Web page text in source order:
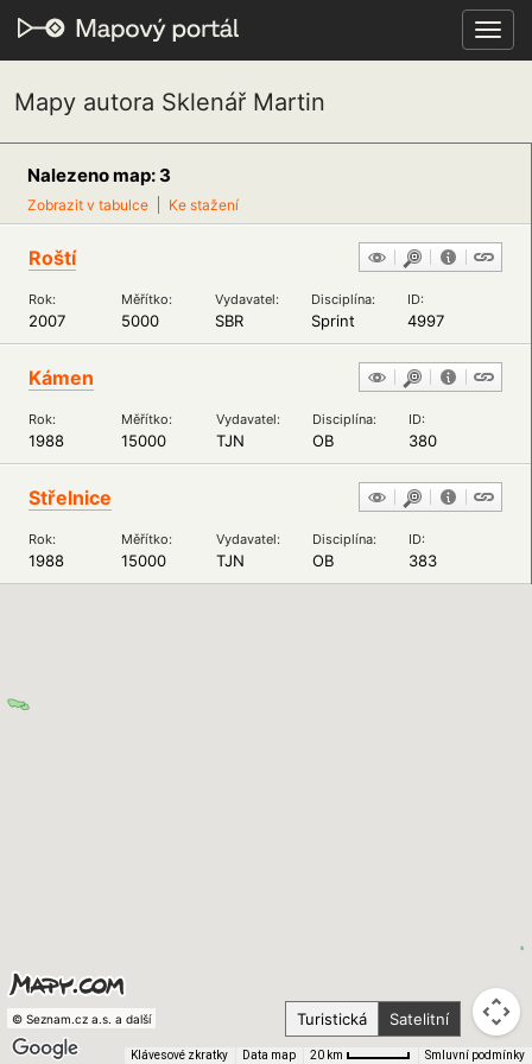
Mapy autora Sklenář Martin
Nalezeno map: 3
Zobrazit v tabulce Ke stažení
Roští
Rok: Měřítko: Vydavatel: Disciplína: ID:
2007 5000 SBR Sprint 4997
Kámen
Rok: Měřítko: Vydavatel: Disciplína: ID:
1988 15000 TJN OB 380
Střelnice
Rok: Měřítko: Vydavatel: Disciplína: ID:
1988 15000 TJN OB 383
Klávesové zkratky Data map 20 km Smluvní podmínky
© Seznam.cz a.s. a další Turistická Satelitní